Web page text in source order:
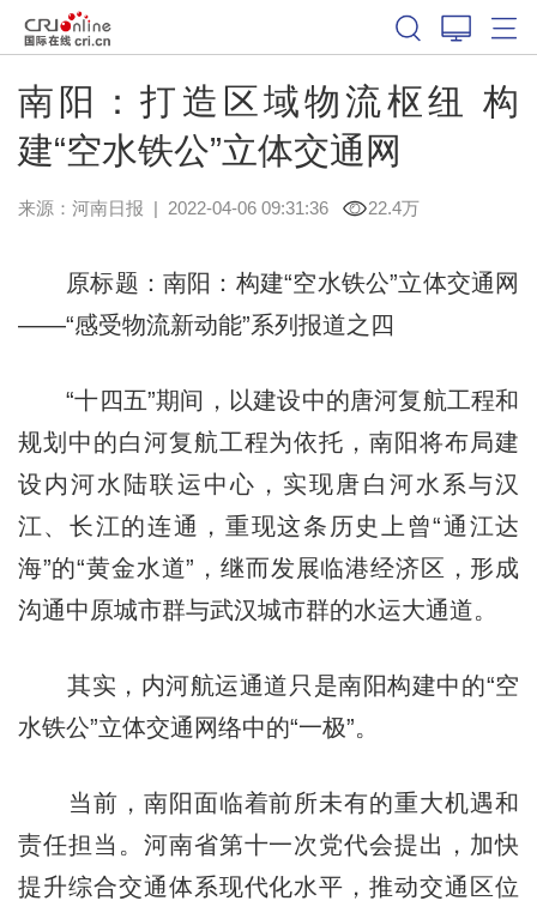
南阳：打造区域物流枢纽 构
建“空水铁公”立体交通网
来源： 河南日报 | 2022-04-06 09:31:36 22.4万
原标题：南阳：构建“空水铁公”立体交通网
——“感受物流新动能”系列报道之四
“十四五”期间，以建设中的唐河复航工程和
规划中的白河复航工程为依托，南阳将布局建
设内河水陆联运中心，实现唐白河水系与汉
江、长江的连通，重现这条历史上曾“通江达
海”的“黄金水道”，继而发展临港经济区，形成
沟通中原城市群与武汉城市群的水运大通道。
其实，内河航运通道只是南阳构建中的“空
水铁公”立体交通网络中的“一极”。
当前，南阳面临着前所未有的重大机遇和
责任担当。河南省第十一次党代会提出，加快
提升综合交通体系现代化水平，推动交通区位